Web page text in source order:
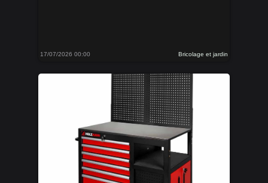
17/07/2026 00:00 Bricolage et jardin